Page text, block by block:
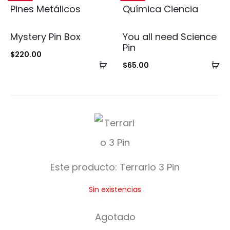
Añadir
carrito
Mystery Pin Box
$220.00
You all need Science
Pin
$65.00
T
e
a
r
Este producto: Terrario 3 Pin
Sin existencias
Agotado